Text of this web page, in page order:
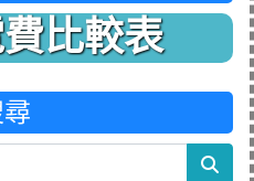
比較表